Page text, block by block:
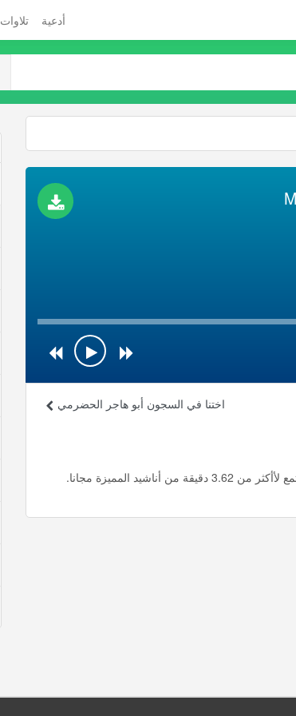
أدعية تلاوات
اختنا في السجون أبو هاجر الحضرمي